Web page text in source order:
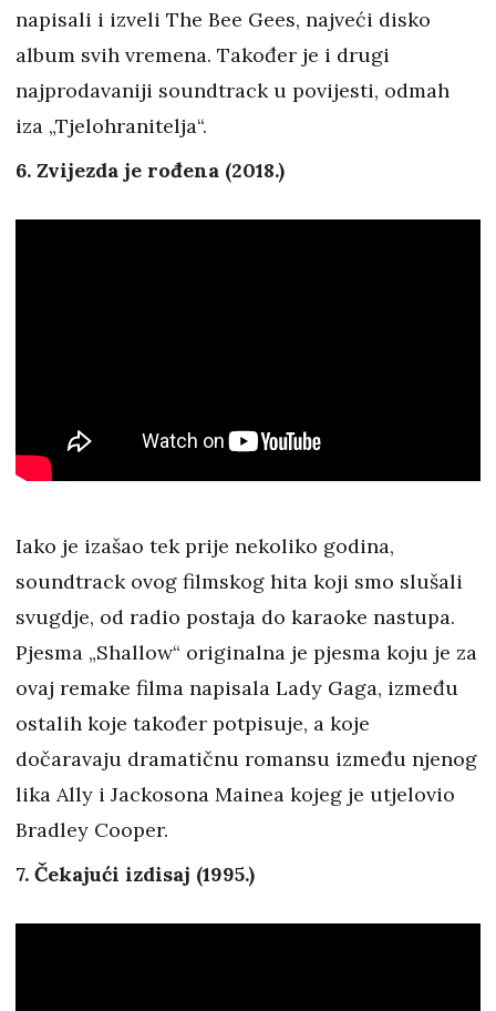
napisali i izveli The Bee Gees, najveći disko
album svih vremena. Također je i drugi
najprodavaniji soundtrack u povijesti, odmah
iza „Tjelohranitelja“.
6. Zvijezda je rođena (2018.)
Iako je izašao tek prije nekoliko godina,
soundtrack ovog filmskog hita koji smo slušali
svugdje, od radio postaja do karaoke nastupa.
Pjesma „Shallow“ originalna je pjesma koju je za
ovaj remake filma napisala Lady Gaga, između
ostalih koje također potpisuje, a koje
dočaravaju dramatičnu romansu između njenog
lika Ally i Jackosona Mainea kojeg je utjelovio
Bradley Cooper.
7. Čekajući izdisaj (1995.)